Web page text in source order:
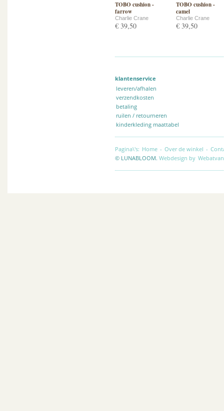
TOBO cushion -
farrow
Charlie Crane
€ 39,50
TOBO cushion -
camel
Charlie Crane
€ 39,50
klantenservice
leveren/afhalen
verzendkosten
betaling
ruilen / retourneren
kinderkleding maattabel
Pagina\'s: Home - Over de winkel -
© LUNABLOOM. Webdesign by